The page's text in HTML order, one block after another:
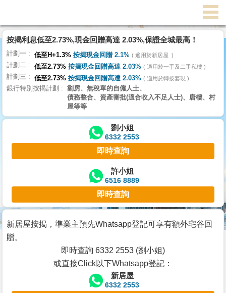
理
主
頁
搵
樓/
交
業
主
宅
谷
按
按揭利息低至2.73%,現金回贈高達 2.03%,保證全城最高！
計劃一 低至H+1.3% 按揭現金回贈 2.1% 適用於新居屋
計劃二 低至2.73% 按揭現金回贈高達 2.03% 適用於一手及二手私樓
計劃三 低至2.73% 按揭現金回贈高達 2.03% 適用於轉按套現
銀行特別按揭計劃
劏房、無稅單的自僱人士、
債務整合、資產審批(適合收入不足人士)、唐樓、村
屋等等
劉小姐
6332 2553
即時查詢
許小姐
6516 8889
即時查詢
新居屋按揭，準業主預先Whatsapp登記可享有額外宅谷回
贈。
即時查詢 6332 2553 (劉小姐)
或直接Click以下Whatsapp登記：
新居屋
6332 2553